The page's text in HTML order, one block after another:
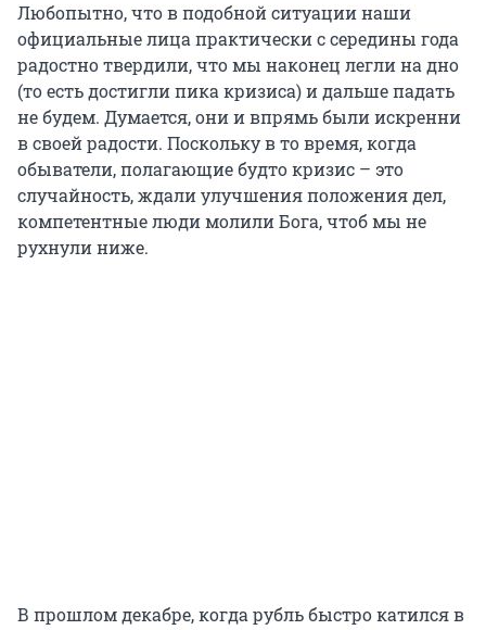
Любопытно, что в подобной ситуации наши
официальные лица практически с середины года
радостно твердили, что мы наконец легли на дно
(то есть достигли пика кризиса) и дальше падать
не будем. Думается, они и впрямь были искренни
в своей радости. Поскольку в то время, когда
обыватели, полагающие будто кризис – это
случайность, ждали улучшения положения дел,
компетентные люди молили Бога, чтоб мы не
рухнули ниже.
В прошлом декабре, когда рубль быстро катился в